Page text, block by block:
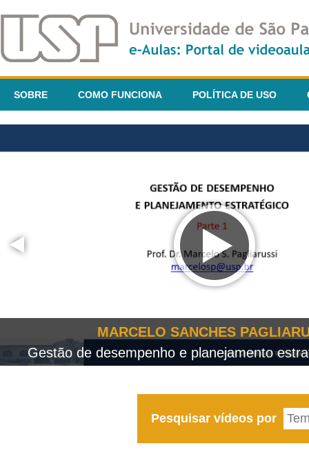
SOBRE COMO FUNCIONA POLÍTICA DE USO
MARCELO SANCHES
Gestão de desempenho e planejamento
Pesquisar vídeos por